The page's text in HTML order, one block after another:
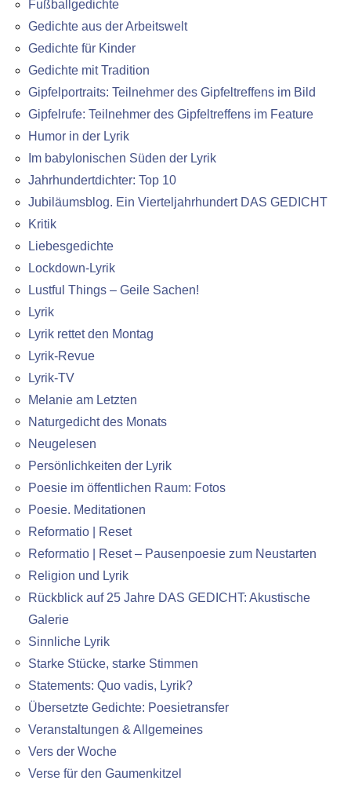
Fußballgedichte
Gedichte aus der Arbeitswelt
Gedichte für Kinder
Gedichte mit Tradition
Gipfelportraits: Teilnehmer des Gipfeltreffens im Bild
Gipfelrufe: Teilnehmer des Gipfeltreffens im Feature
Humor in der Lyrik
Im babylonischen Süden der Lyrik
Jahrhundertdichter: Top 10
Jubiläumsblog. Ein Vierteljahrhundert DAS GEDICHT
Kritik
Liebesgedichte
Lockdown-Lyrik
Lustful Things – Geile Sachen!
Lyrik
Lyrik rettet den Montag
Lyrik-Revue
Lyrik-TV
Melanie am Letzten
Naturgedicht des Monats
Neugelesen
Persönlichkeiten der Lyrik
Poesie im öffentlichen Raum: Fotos
Poesie. Meditationen
Reformatio | Reset
Reformatio | Reset – Pausenpoesie zum Neustarten
Religion und Lyrik
Rückblick auf 25 Jahre DAS GEDICHT: Akustische
Galerie
Sinnliche Lyrik
Starke Stücke, starke Stimmen
Statements: Quo vadis, Lyrik?
Übersetzte Gedichte: Poesietransfer
Veranstaltungen & Allgemeines
Vers der Woche
Verse für den Gaumenkitzel